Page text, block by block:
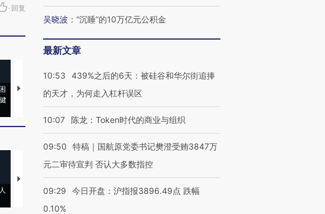
· 回复
视线｜HYROX的吸金
术：是什么让中产们甘
马航飞行员跨国走私7万
粒摇头丸 尿检体内含3种
【推广】走进第四届链博
会，让数智科技“链”接产
【特别呈现】寻找100种
【商旅对话】华住集团
吴晓波 ： “沉睡”的10万亿元公积金
最新文章
10:53
439%之后的6天：被硅谷和华尔街追捧
的天才，为何走入杠杆误区
10:07 陈龙：Token时代的商业与组织
09:50
特稿｜国航原党委书记樊澄受贿3847万
元二审待宣判 否认大多数指控
09:29
今日开盘：沪指报3896.49点 跌幅
0.10%